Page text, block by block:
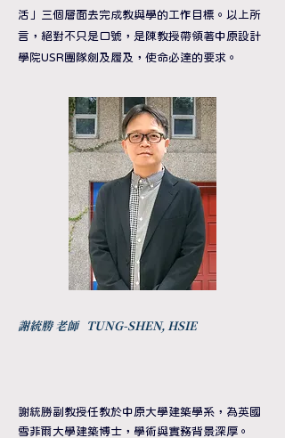
活」三個層面去完成教與學的工作目標。以上所
言，絕對不只是口號，是陳教授帶領著中原設計
學院USR團隊劍及履及，使命必達的要求。
謝統勝 老師 TUNG-SHEN, HSIE
謝統勝副教授任教於中原大學建築學系，為英國
雪菲爾大學建築博士，學術與實務背景深厚。